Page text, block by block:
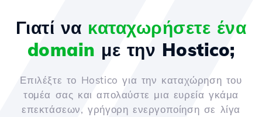
Γιατί να καταχωρήσετε ένα
domain με την Hostico;
Επιλέξτε το Hostico για την καταχώρηση του
τομέα σας και απολαύστε μια ευρεία γκάμα
επεκτάσεων, γρήγορη ενεργοποίηση σε λίγα